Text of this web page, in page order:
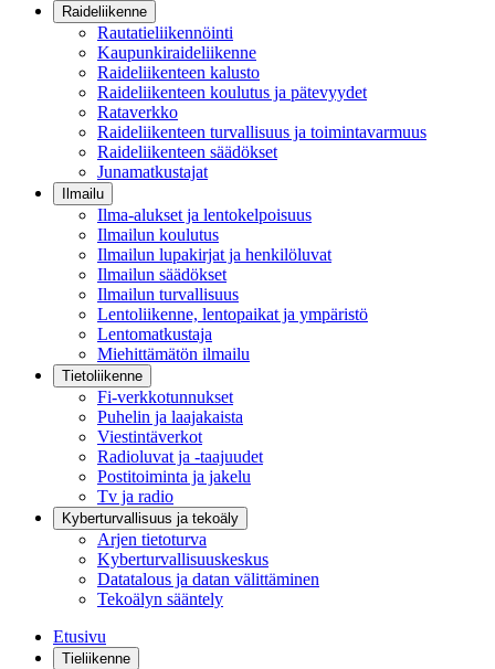
Raideliikenne
Rautatieliikennöinti
Kaupunkiraideliikenne
Raideliikenteen kalusto
Raideliikenteen koulutus ja pätevyydet
Rataverkko
Raideliikenteen turvallisuus ja toimintavarmuus
Raideliikenteen säädökset
Junamatkustajat
Ilmailu
Ilma-alukset ja lentokelpoisuus
Ilmailun koulutus
Ilmailun lupakirjat ja henkilöluvat
Ilmailun säädökset
Ilmailun turvallisuus
Lentoliikenne, lentopaikat ja ympäristö
Lentomatkustaja
Miehittämätön ilmailu
Tietoliikenne
Fi-verkkotunnukset
Puhelin ja laajakaista
Viestintäverkot
Radioluvat ja -taajuudet
Postitoiminta ja jakelu
Tv ja radio
Kyberturvallisuus ja tekoäly
Arjen tietoturva
Kyberturvallisuuskeskus
Datatalous ja datan välittäminen
Tekoälyn sääntely
Etusivu
Tieliikenne